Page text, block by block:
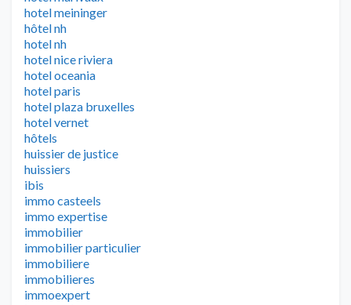
hotel meininger
hôtel nh
hotel nh
hotel nice riviera
hotel oceania
hotel paris
hotel plaza bruxelles
hotel vernet
hôtels
huissier de justice
huissiers
ibis
immo casteels
immo expertise
immobilier
immobilier particulier
immobiliere
immobilieres
immoexpert